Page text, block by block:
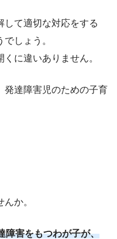
して適切な対応をする
しょう。
に違いありません。
発達障害児のための子育
か。
障害をもつわが子が、